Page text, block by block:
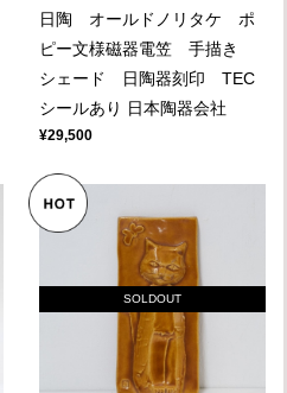
日陶 オールドノリタケ ポ
ピー文様磁器電笠 手描き
シェード 日陶器刻印 TEC
シールあり 日本陶器会社
¥29,500
SOLDOUT